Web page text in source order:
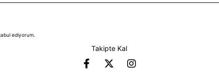
ediyorum.
Takipte Kal